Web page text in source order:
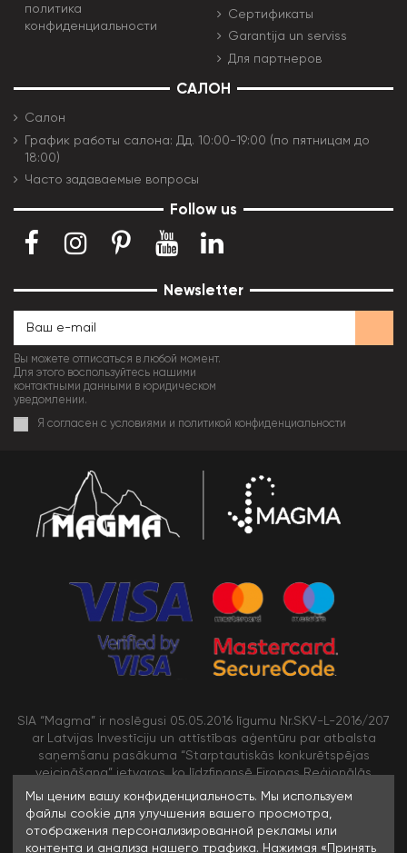
политика
конфиденциальности
Сертификаты
Garantija un serviss
Для партнеров
САЛОН
Салон
График работы салона: Дд. 10:00-19:00 (по пятницам до
18:00)
Часто задаваемые вопросы
Follow us
Newsletter
Вы можете отписаться в любой момент.
Для этого воспользуйтесь нашими
контактными данными в юридическом
уведомлении.
Я согласен с условиями и политикой конфиденциальности
SIA “Magma” ir noslēgusi 05.05.2016 līgumu Nr.SKV-L-2016/207
ar Latvijas Investīciju un attīstības aģentūru par atbalsta
saņemšanu pasākuma “Starptautiskās konkurētspējas
veicināšana” ietvaros, ko līdzfinansē Eiropas Reģionālās
Мы ценим вашу конфиденциальность. Мы используем
файлы cookie для улучшения вашего просмотра,
отображения персонализированной рекламы или
контента и анализа нашего трафика. Нажимая «Принять